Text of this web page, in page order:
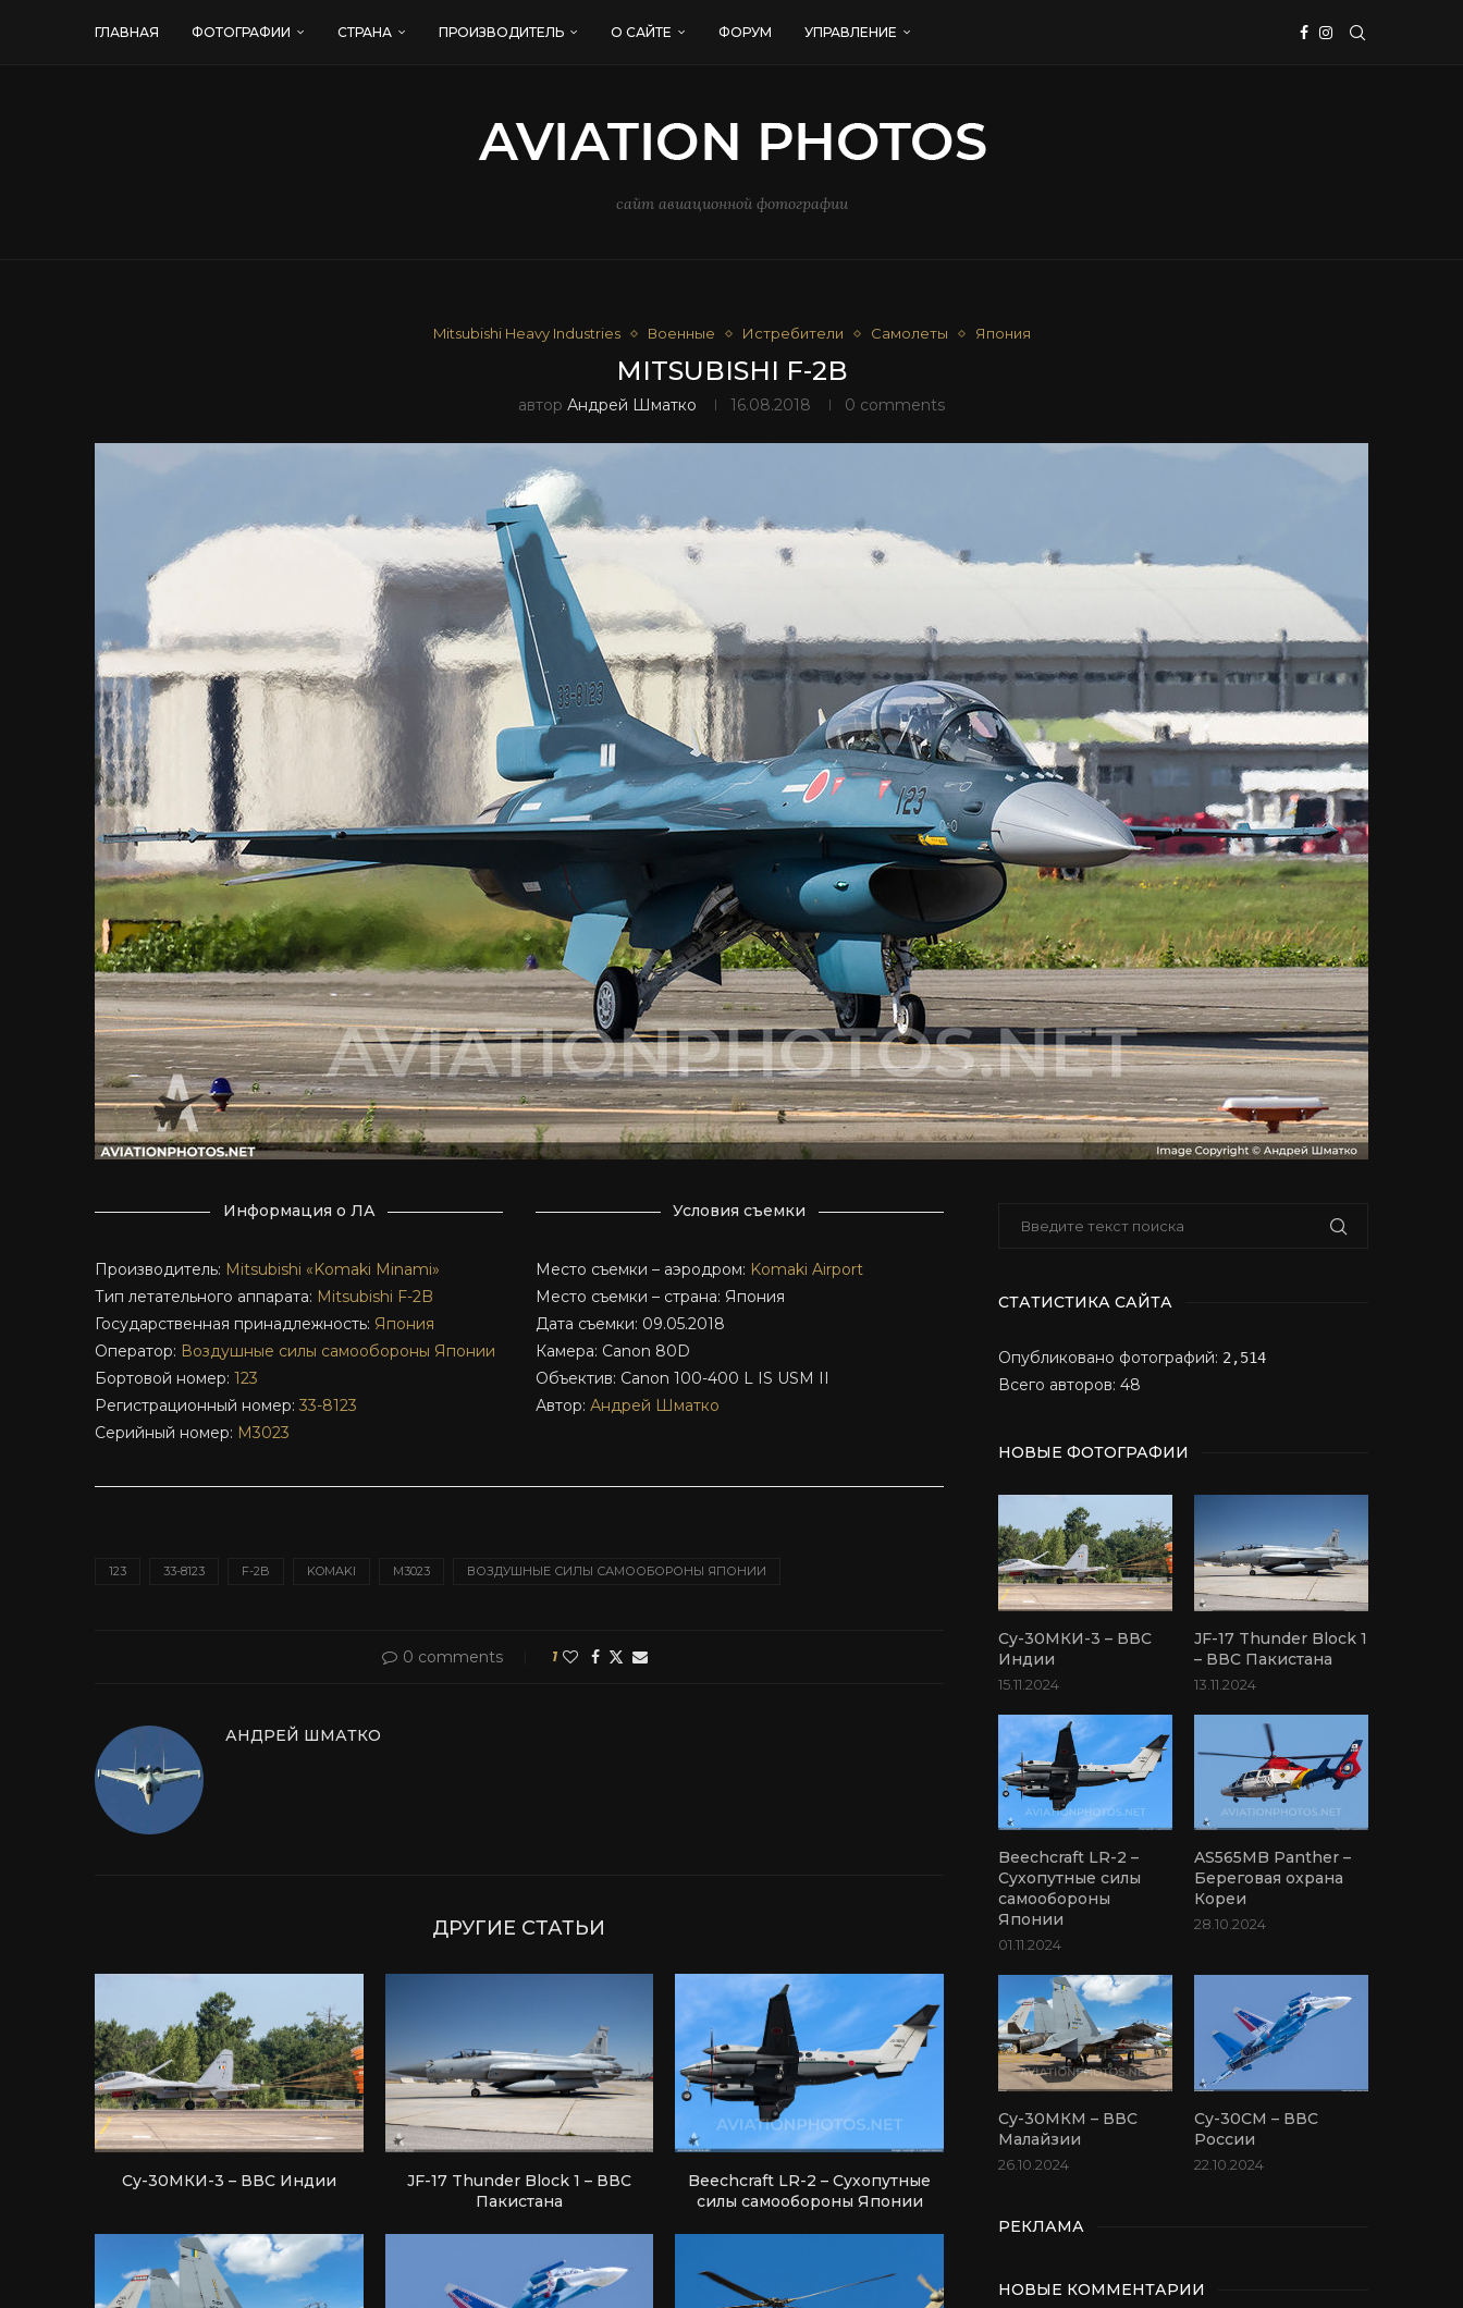
ГЛАВНАЯ ФОТОГРАФИИ СТРАНА ПРОИЗВОДИТЕЛЬ О САЙТЕ ФОРУМ УПРАВЛЕНИЕ
сайт авиационной фотографии
Mitsubishi Heavy Industries Военные Истребители Самолеты Япония
MITSUBISHI F-2B
автор Андрей Шматко 16.08.2018 0 comments
Информация о ЛА
Производитель: Mitsubishi «Komaki Minami»
Тип летательного аппарата: Mitsubishi F-2B
Государственная принадлежность: Япония
Оператор: Воздушные силы самообороны Японии
Бортовой номер: 123
Регистрационный номер: 33-8123
Серийный номер: M3023
Условия съемки
Место съемки – аэродром: Komaki Airport
Место съемки – страна: Япония
Дата съемки: 09.05.2018
Камера: Canon 80D
Объектив: Canon 100-400 L IS USM II
Автор: Андрей Шматко
123 33-8123 F-2B KOMAKI M3023 ВОЗДУШНЫЕ СИЛЫ САМООБОРОНЫ ЯПОНИИ
0 comments 1
АНДРЕЙ ШМАТКО
ДРУГИЕ СТАТЬИ
Су-30МКИ-3 – ВВС Индии
JF-17 Thunder Block 1 – ВВС
Пакистана
Beechcraft LR-2 – Сухопутные
силы самообороны Японии
СТАТИСТИКА САЙТА
Опубликовано фотографий: 2,514
Всего авторов: 48
НОВЫЕ ФОТОГРАФИИ
Су-30МКИ-3 – ВВС
Индии
15.11.2024
JF-17 Thunder Block 1
– ВВС Пакистана
13.11.2024
Beechcraft LR-2 –
Сухопутные силы
самообороны
Японии
01.11.2024
AS565MB Panther –
Береговая охрана
Кореи
28.10.2024
Су-30МКМ – ВВС
Малайзии
26.10.2024
Су-30СМ – ВВС
России
22.10.2024
РЕКЛАМА
НОВЫЕ КОММЕНТАРИИ